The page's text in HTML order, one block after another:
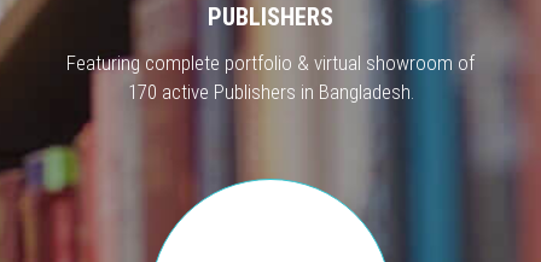
PUBLISHERS
Featuring complete portfolio & virtual showroom of
170 active Publishers in Bangladesh.